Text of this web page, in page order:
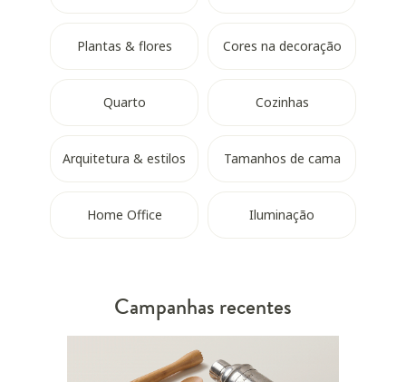
Plantas & flores Cores na decoração
Quarto Cozinhas
Arquitetura & estilos Tamanhos de cama
Home Office Iluminação
Campanhas recentes